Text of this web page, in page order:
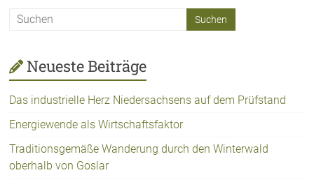
Neueste Beiträge
Das industrielle Herz Niedersachsens auf dem Prüfstand
Energiewende als Wirtschaftsfaktor
Traditionsgemäße Wanderung durch den Winterwald
oberhalb von Goslar